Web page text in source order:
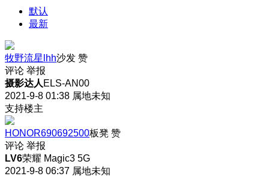
默认
最新
牧野流星lhh沙发 赞
评论 举报
摄影达人 ELS-AN00
2021-9-8 01:38 属地未知
支持楼主
HONOR690692500板凳 赞
评论 举报
LV6荣耀 Magic3 5G
2021-9-8 06:37 属地未知